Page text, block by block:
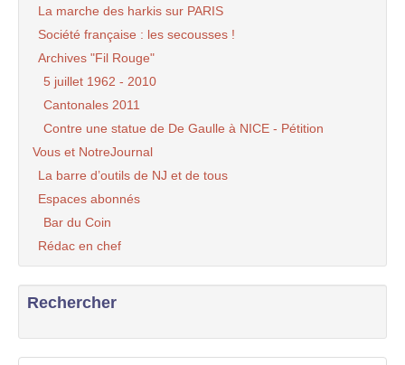
La marche des harkis sur PARIS
Société française : les secousses !
Archives "Fil Rouge"
5 juillet 1962 - 2010
Cantonales 2011
Contre une statue de De Gaulle à NICE - Pétition
Vous et NotreJournal
La barre d’outils de NJ et de tous
Espaces abonnés
Bar du Coin
Rédac en chef
Rechercher